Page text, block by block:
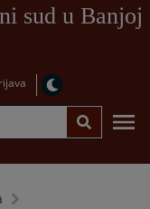
sud u Banjoj